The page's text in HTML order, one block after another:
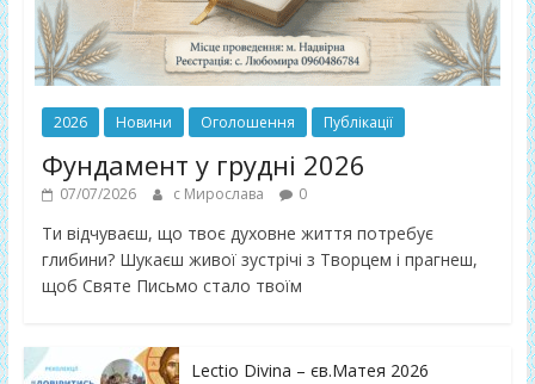
2026 Новини Оголошення Публікації
Фундамент у грудні 2026
07/07/2026 с Мирослава 0
Ти відчуваєш, що твоє духовне життя потребує
глибини? Шукаєш живої зустрічі з Творцем і прагнеш,
щоб Святе Письмо стало твоїм
Lectio Divina – єв.Матея 2026